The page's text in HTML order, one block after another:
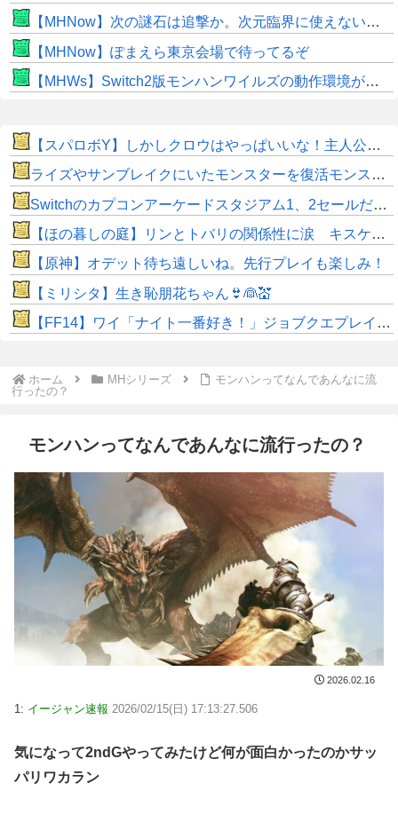
【MHNow】次の謎石は追撃か。次元臨界に使えない時点で闘気活性以下のスキルだわ
【MHNow】ぽまえら東京会場で待ってるぞ
【MHWs】Switch2版モンハンワイルズの動作環境が判明！
【スパロボY】しかしクロウはやっぱいいな！主人公として魅力的すぎる…！
ライズやサンブレイクにいたモンスターを復活モンスターと呼ぶのはやめよう
Switchのカプコンアーケードスタジアム1、2セールだから買ってしまった
【ほの暮しの庭】リンとトバリの関係性に涙 キスケの株も急上昇
【原神】オデット待ち遠しいね。先行プレイも楽しみ！
【ミリシタ】生き恥朋花ちゃん👙👰💒
【FF14】ワイ「ナイト一番好き！」ジョブクエプレイ後「虚無すぎて泣ける…」←他ジョブなんて◯◯だぜw
ホーム MHシリーズ
モンハンってなんであんなに流
行ったの？
モンハンってなんであんなに流行ったの？
2026.02.16
1: イージャン速報 2026/02/15(日) 17:13:27.506
気になって2ndGやってみたけど何が面白かったのかサッ
パリワカラン